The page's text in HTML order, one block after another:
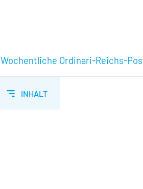
Wochentliche Ordinari-Reichs-
INHALT